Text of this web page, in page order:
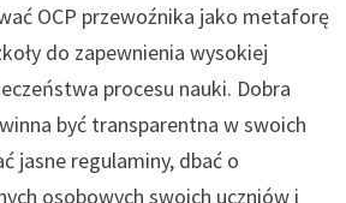
OCP przewoźnika jako metaforę
do zapewnienia wysokiej
procesu nauki. Dobra
być transparentna w swoich
jasne regulaminy, dbać o
osobowych swoich uczniów i